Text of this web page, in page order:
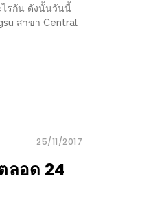
ไรกัน ดังนั้นวันนี้
สาขา Central
25/11/2017
ลอด 24